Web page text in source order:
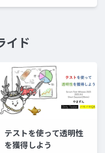
イド
テストを使って透明性
を獲得しよう